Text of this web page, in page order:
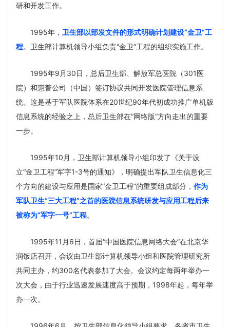
研和开发工作。
1995年， 卫生部以部发文件的形式明确计划建设“金卫”工
程。卫生部计算机领导小组负责“金卫”工程的组织实施工作。
1995年9月30日，总后卫生部、解放军总医院（301医
院）和惠普公司（中国）签订协议共同开发医院管理信息系
统。这是基于军队医院体系在20世纪90年代初成功推广单机版
信息系统的经验之上，总后卫生部在“网络版”方向走出的重要
一步。
1995年10月，卫生部计算机领导小组印发了《关于设
立“金卫工程”军字1-3号的通知》，明确提出军队卫生信息化三
个方向的建设与应用是国家“金卫工程”的重要组成部分， 作为
军队卫生“三大工程”之首的医院信息系统研发与应用工程后来
被称为“军字一号”工程。
1995年11月6日，首届“中国医院信息网络大会”在北京华
润饭店召开，会议由卫生部计算机领导小组和医院管理研究所
共同主办，约300名代表参加了大会。会议约定每两年举办一
次大会，由于行业迅速发展速度高于预期，1998年起，每年举
办一次。